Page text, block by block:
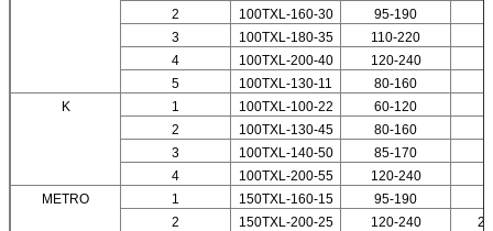
2
100TXL-160-30 95-190
3
100TXL-180-35 110-220
4
100TXL-200-40 120-240
5
100TXL-130-11 80-160
K
1 100TXL-100-22 60-120
2
100TXL-130-45 80-160
3
100TXL-140-50 85-170
4
100TXL-200-55 120-240
METRO
1 150TXL-160-15 95-190
2
150TXL-200-25 120-240